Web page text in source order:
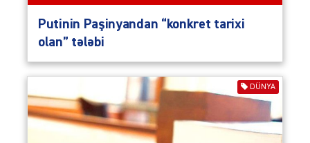
Putinin Paşinyandan “konkret tarixi
olan” tələbi
DÜNYA